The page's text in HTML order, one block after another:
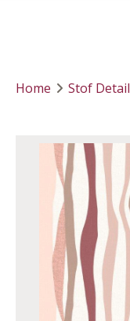
Home Stof Detail